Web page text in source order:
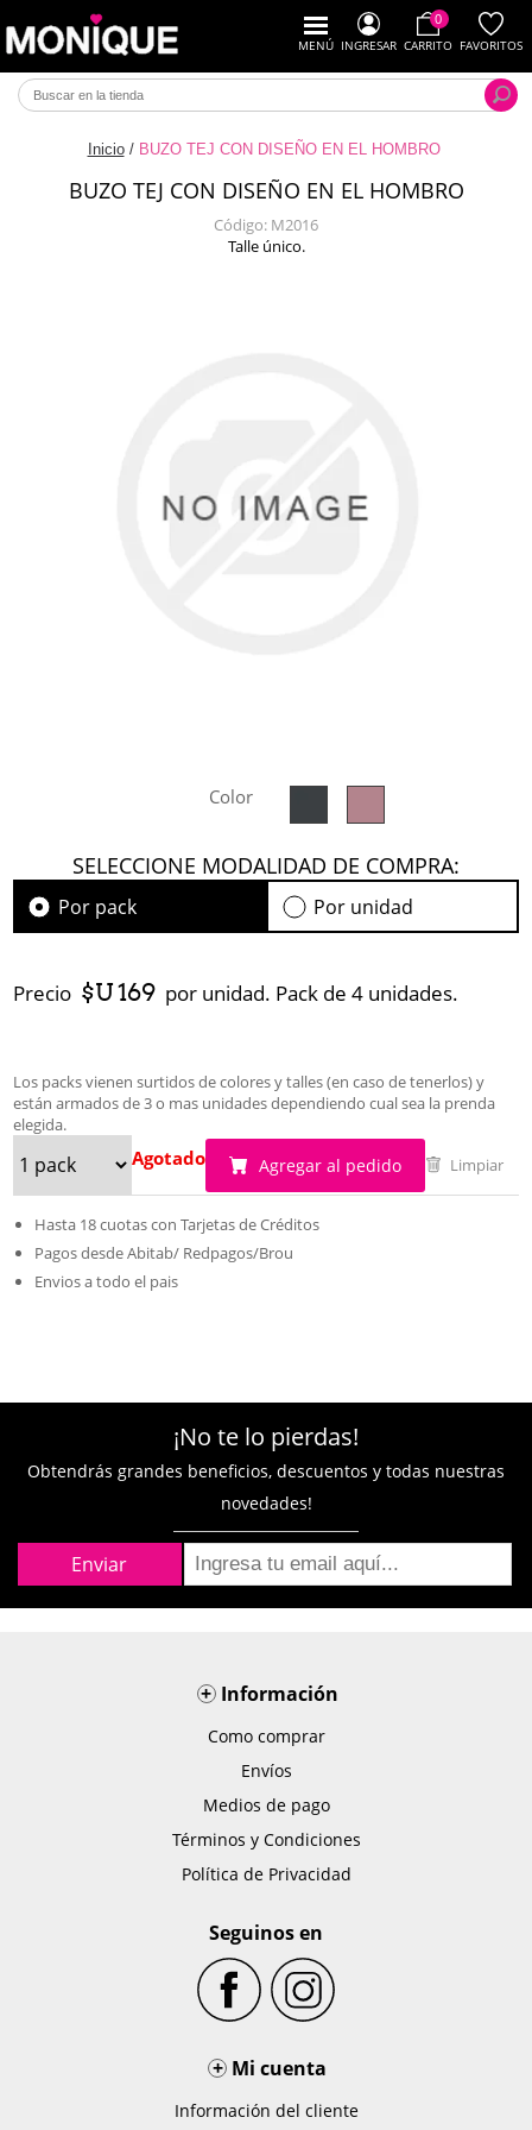
MENÚ INGRESAR
0
CARRITO FAVORITOS
Inicio / BUZO TEJ CON DISEÑO EN EL HOMBRO
BUZO TEJ CON DISEÑO EN EL HOMBRO
Código: M2016
Talle único.
Color
SELECCIONE MODALIDAD DE COMPRA:
Por pack Por unidad
Precio $U 169 por unidad. Pack de 4 unidades.
Los packs vienen surtidos de colores y talles (en caso de tenerlos) y
están armados de 3 o mas unidades dependiendo cual sea la prenda
elegida.
Agotado Agregar al pedido Limpiar
Hasta 18 cuotas con Tarjetas de Créditos
Pagos desde Abitab/ Redpagos/Brou
Envios a todo el pais
¡No te lo pierdas!
Obtendrás grandes beneficios, descuentos y todas nuestras
novedades!
+Información
Como comprar
Envíos
Medios de pago
Términos y Condiciones
Política de Privacidad
Seguinos en
+ Mi cuenta
Información del cliente